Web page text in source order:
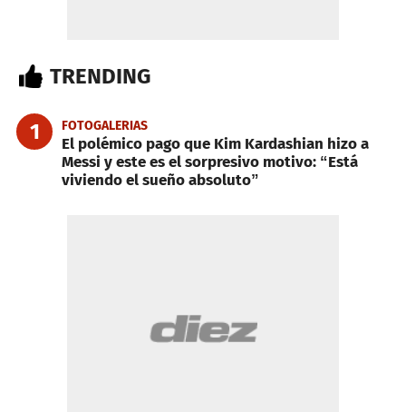
TRENDING
1 FOTOGALERIAS
El polémico pago que Kim Kardashian hizo a
Messi y este es el sorpresivo motivo: “Está
viviendo el sueño absoluto”